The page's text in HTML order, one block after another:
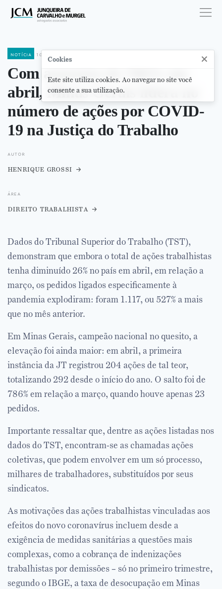
notícia 10 de junho de 2020
Com aumento de 786% em
abril, Minas Gerais lidera no
número de ações por COVID-
19 na Justiça do Trabalho
autor
henrique grossi
área
direito trabalhista
Dados do Tribunal Superior do Trabalho (TST),
demonstram que embora o total de ações trabalhistas
tenha diminuído 26% no país em abril, em relação a
março, os pedidos ligados especificamente à
pandemia explodiram: foram 1.117, ou 527% a mais
que no mês anterior.
Em Minas Gerais, campeão nacional no quesito, a
elevação foi ainda maior: em abril, a primeira
instância da JT registrou 204 ações de tal teor,
totalizando 292 desde o início do ano. O salto foi de
786% em relação a março, quando houve apenas 23
pedidos.
Importante ressaltar que, dentre as ações listadas nos
dados do TST, encontram-se as chamadas ações
coletivas, que podem envolver em um só processo,
milhares de trabalhadores, substituídos por seus
sindicatos.
As motivações das ações trabalhistas vinculadas aos
efeitos do novo coronavírus incluem desde a
exigência de medidas sanitárias a questões mais
complexas, como a cobrança de indenizações
trabalhistas por demissões – só no primeiro trimestre,
segundo o IBGE, a taxa de desocupação em Minas
Cookies ×
Este site utiliza cookies. Ao navegar no site você
consente a sua utilização.